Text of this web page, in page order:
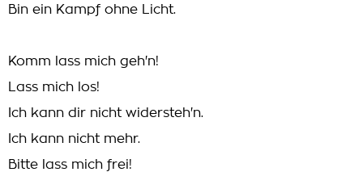
Bin ein Kampf ohne Licht.
Komm lass mich geh'n!
Lass mich los!
Ich kann dir nicht widersteh'n.
Ich kann nicht mehr.
Bitte lass mich frei!